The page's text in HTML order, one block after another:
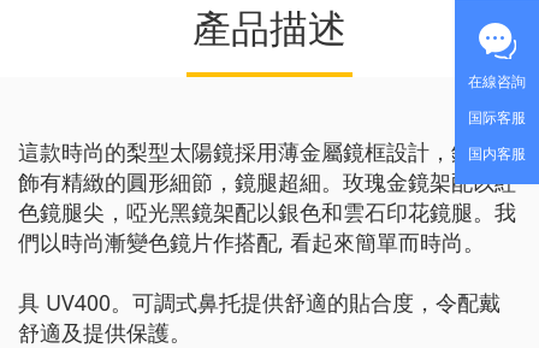
在線咨詢
国际客服
国内客服
產品描述
這款時尚的梨型太陽鏡採用薄金屬鏡框設計，鏡腿處
飾有精緻的圓形細節，鏡腿超細。玫瑰金鏡架配以紅
色鏡腿尖，啞光黑鏡架配以銀色和雲石印花鏡腿。我
們以時尚漸變色鏡片作搭配, 看起來簡單而時尚。
具 UV400。可調式鼻托提供舒適的貼合度，令配戴
舒適及提供保護。